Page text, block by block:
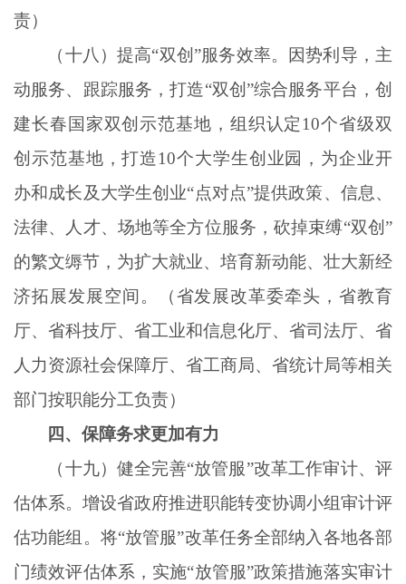
责）
（十八）提高“双创”服务效率。因势利导，主
动服务、跟踪服务，打造“双创”综合服务平台，创
建长春国家双创示范基地，组织认定10个省级双
创示范基地，打造10个大学生创业园，为企业开
办和成长及大学生创业“点对点”提供政策、信息、
法律、人才、场地等全方位服务，砍掉束缚“双创”
的繁文缛节，为扩大就业、培育新动能、壮大新经
济拓展发展空间。（省发展改革委牵头，省教育
厅、省科技厅、省工业和信息化厅、省司法厅、省
人力资源社会保障厅、省工商局、省统计局等相关
部门按职能分工负责）
四、保障务求更加有力
（十九）健全完善“放管服”改革工作审计、评
估体系。增设省政府推进职能转变协调小组审计评
估功能组。将“放管服”改革任务全部纳入各地各部
门绩效评估体系，实施“放管服”政策措施落实审计